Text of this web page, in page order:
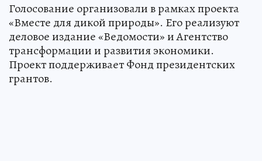
Голосование организовали в рамках проекта
«Вместе для дикой природы». Его реализуют
деловое издание «Ведомости» и Агентство
трансформации и развития экономики.
Проект поддерживает Фонд президентских
грантов.